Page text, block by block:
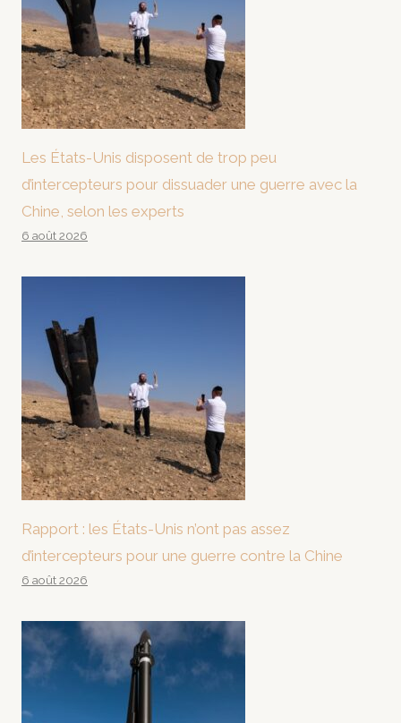
Les États-Unis disposent de trop peu
d’intercepteurs pour dissuader une guerre avec la
Chine, selon les experts
6 août 2026
Rapport : les États-Unis n’ont pas assez
d’intercepteurs pour une guerre contre la Chine
6 août 2026